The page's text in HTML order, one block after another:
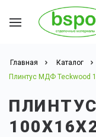
Главная Каталог
Плинтус МДФ Teckwood
ПЛИНТУС